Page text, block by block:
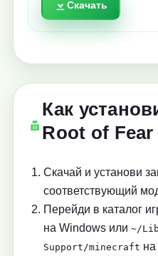
Скачать
Как
Root of Fear
Скачай и установи
соответствующий
Перейди в каталог
на Windows или ~/
Support/minecraft на